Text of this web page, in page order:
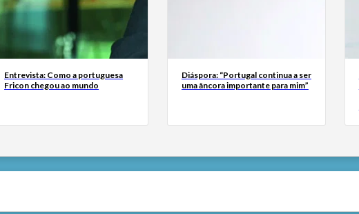
Entrevista: Como a portuguesa
Fricon chegou ao mundo
Diáspora: “Portugal continua a ser
uma âncora importante para mim”